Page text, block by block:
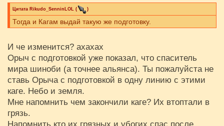
Цитата Rikudo_SenninLOL ( )
Тогда и Кагам выдай такую же подготовку.
И че изменится? ахахах
Орыч с подготовкой уже показал, что спаситель
мира шиноби (а точнее альянса). Ты пожалуйста не
ставь Орыча с подготовкой в одну линию с этими
каге. Небо и земля.
Мне напомнить чем закончили каге? Их втоптали в
грязь.